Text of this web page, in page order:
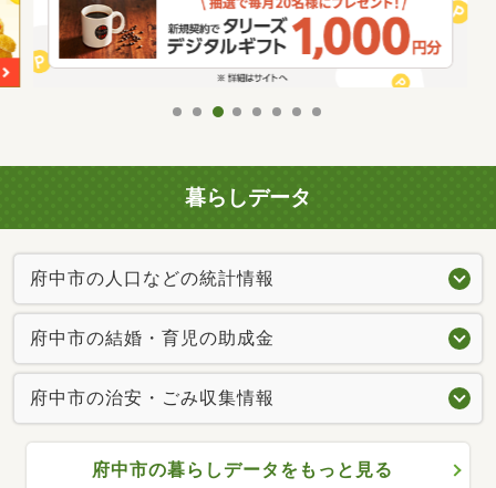
暮らしデータ
府中市の人口などの統計情報
府中市の結婚・育児の助成金
府中市の治安・ごみ収集情報
府中市の暮らしデータをもっと見る